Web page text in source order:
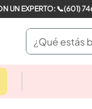
COMPRA CON UN
¿Qué estás
closet